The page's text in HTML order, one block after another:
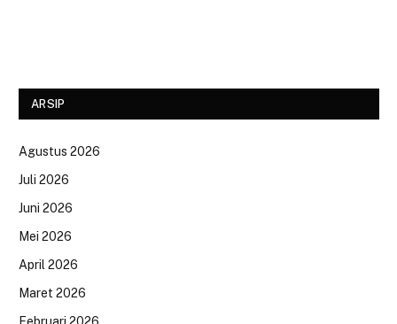
ARSIP
Agustus 2026
Juli 2026
Juni 2026
Mei 2026
April 2026
Maret 2026